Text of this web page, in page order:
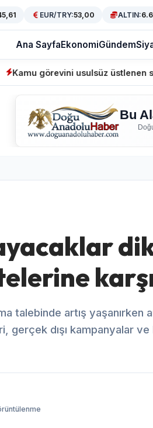
EUR/TRY:53,00 ALTIN:
Ana SayfaEkonomiGündem
görevini usulsüz üstlenen sahte
Bu
talebinde artış yaşanırken
dışı kampanyalar ve